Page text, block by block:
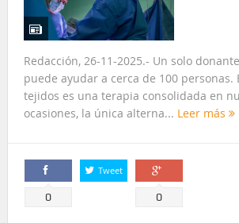
Redacción, 26-11-2025.- Un solo
puede ayudar a cerca de 100 personas.
tejidos es una terapia consolidada en
ocasiones, la única alterna... Leer más
Comparte
0
Tweet
Comparte
0